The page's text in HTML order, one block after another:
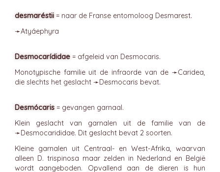
desmaréstii = naar de Franse entomoloog Desmarest.
➛Atyáephyra
Desmocarídidae = afgeleid van Desmocaris.
Monotypische familie uit de infraorde van de ➛Caridea,
die slechts het geslacht ➛Desmocaris bevat.
Desmócaris = gevangen garnaal.
Klein geslacht van garnalen uit de familie van de
➛Desmocarididae. Dit geslacht bevat 2 soorten.
Kleine garnalen uit Centraal- en West-Afrika, waarvan
alleen D. trispinosa maar zelden in Nederland en België
wordt aangeboden. Opvallend aan de dieren is hun